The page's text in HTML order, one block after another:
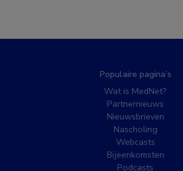
Populaire pagina’s
Wat is MedNet?
Partnernieuws
Nieuwsbrieven
Nascholing
Webcasts
Bijeenkomsten
Podcasts